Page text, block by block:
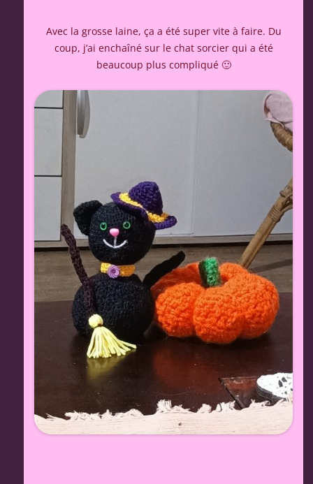
Avec la grosse laine, ça a été super vite à faire. Du
coup, j’ai enchaîné sur le chat sorcier qui a été
beaucoup plus compliqué 🙂